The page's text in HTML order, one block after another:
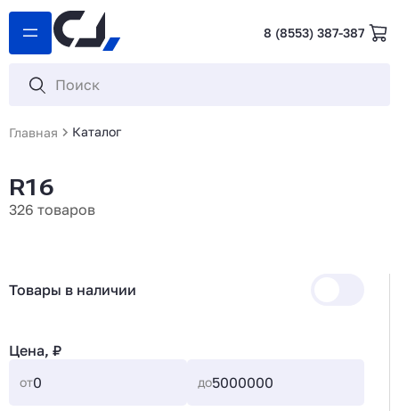
8 (8553) 387-387
Главная Каталог
R16
326 товаров
Товары в наличии
Цена, ₽
от до